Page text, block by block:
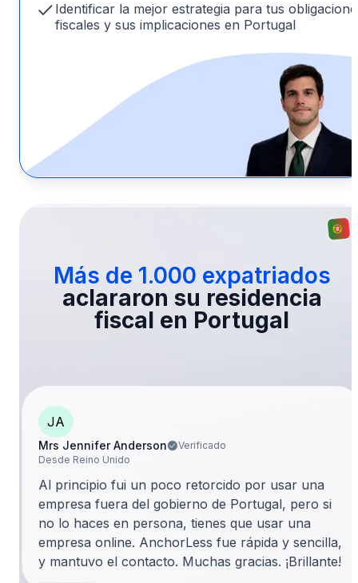
Identificar la mejor estrategia para tus
fiscales y sus implicaciones en Portugal
Más de 1.000 expatriados
aclararon su residencia
fiscal en Portugal
JA
Mrs Jennifer Anderson
Verificado
Desde Reino Unido
Al principio fui un poco retorcido por usar una
empresa fuera del gobierno de Portugal, pero si
no lo haces en persona, tienes que usar una
empresa online. AnchorLess fue rápida y sencilla,
y mantuvo el contacto. Muchas gracias. ¡Brillante!